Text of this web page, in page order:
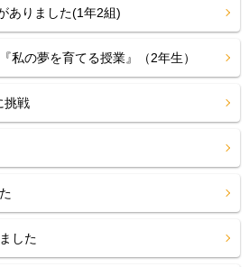
ありました(1年2組)
私の夢を育てる授業』（2年生）
挑戦
した